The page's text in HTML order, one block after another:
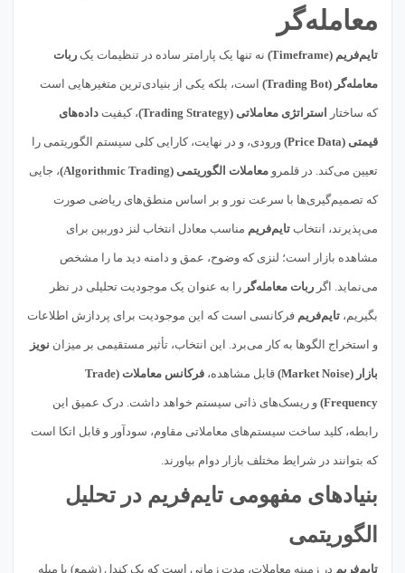
معامله‌گر
تایم‌فریم (Timeframe) نه تنها یک پارامتر ساده در تنظیمات یک ربات
معامله‌گر (Trading Bot) است، بلکه یکی از بنیادی‌ترین متغیرهایی است
که ساختار استراتژی معاملاتی (Trading Strategy) ، کیفیت داده‌های
قیمتی (Price Data) ورودی، و در نهایت، کارایی کلی سیستم الگوریتمی را
تعیین می‌کند. در قلمرو معاملات الگوریتمی (Algorithmic Trading) ، جایی
که تصمیم‌گیری‌ها با سرعت نور و بر اساس منطق‌های ریاضی صورت
می‌پذیرند، انتخاب تایم‌فریم مناسب معادل انتخاب لنز دوربین برای
مشاهده بازار است؛ لنزی که وضوح، عمق و دامنه دید ما را مشخص
می‌نماید. اگر ربات معامله‌گر را به عنوان یک موجودیت تحلیلی در نظر
بگیریم، تایم‌فریم فرکانسی است که این موجودیت برای پردازش اطلاعات
و استخراج الگوها به کار می‌برد. این انتخاب، تأثیر مستقیمی بر میزان نویز
بازار (Market Noise) قابل مشاهده، فرکانس معاملات (Trade
Frequency) و ریسک‌های ذاتی سیستم خواهد داشت. درک عمیق این
رابطه، کلید ساخت سیستم‌های معاملاتی مقاوم، سودآور و قابل اتکا است
که بتوانند در شرایط مختلف بازار دوام بیاورند.
بنیادهای مفهومی تایم‌فریم در تحلیل
الگوریتمی
تایم‌فریم در زمینه معاملات، مدت زمانی است که یک کندل (شمع) یا میله